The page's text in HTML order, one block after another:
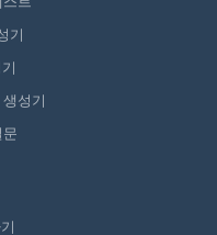
기
성기
문